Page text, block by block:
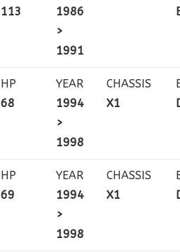
113
1986
>
1991
HP
68
YEAR
1994
>
1998
CHASSIS
X1
HP
69
YEAR
1994
>
1998
CHASSIS
X1